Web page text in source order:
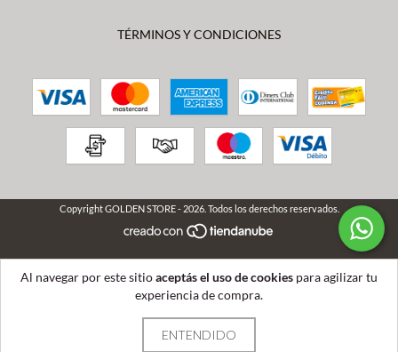
Al navegar por este sitioaceptás el uso de cookies para agilizar tu
experiencia de compra.
ENTENDIDO
TÉRMINOS Y CONDICIONES
Copyright GOLDEN STORE - 2026. Todos los derechos reservados.